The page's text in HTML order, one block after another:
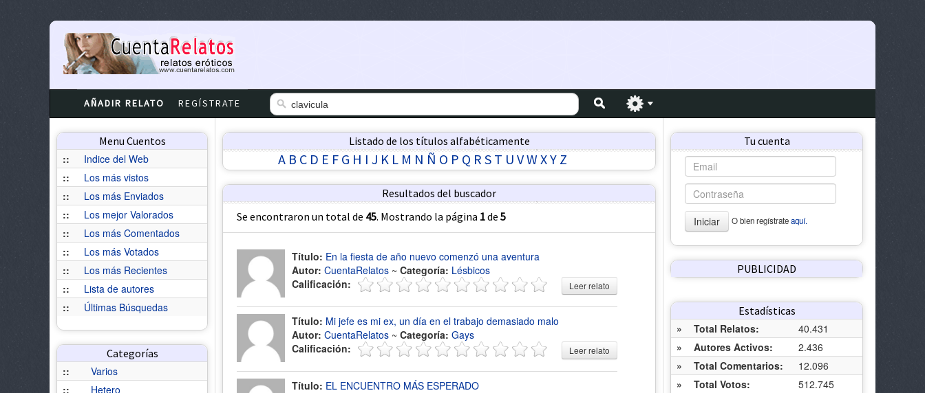
AÑADIR RELATO REGÍSTRATE
Menu Cuentos
::
Indice del Web
::
Los más vistos
::
Los más Enviados
::
Los mejor Valorados
::
Los más Comentados
::
Los más Votados
::
Los más Recientes
::
Lista de autores
::
Últimas Búsquedas
Categorías
::
Varios
::
Hetero
Listado de los títulos alfabéticamente
A B C D E F G H I J K L M N Ñ O P Q R S T U VWXY Z
Resultados del buscador
Se encontraron un total de 45. Mostrando la página 1de 5
Título: En la fiesta de año nuevo comenzó una aventura
Autor: CuentaRelatos ~ Categoría: Lésbicos
Calificación:
Leer relato
Título: Mi jefe es mi ex, un día en el trabajo demasiado malo
Autor: CuentaRelatos ~ Categoría: Gays
Calificación:
Leer relato
Título: EL ENCUENTRO MÁS ESPERADO
Tu cuenta
Iniciar O bien regístrateaquí.
PUBLICIDAD
Estadísticas
»
Total Relatos:
40.431
»
Autores Activos:
2.436
»
Total Comentarios:
12.096
»
Total Votos:
512.745